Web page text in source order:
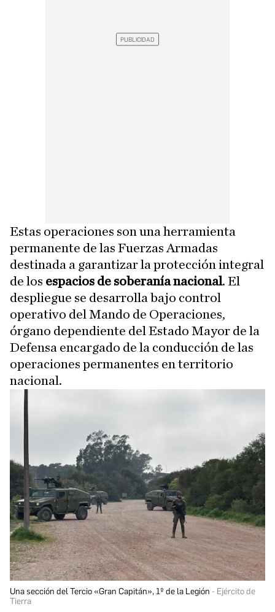
Estas operaciones son una herramienta
permanente de las Fuerzas Armadas
destinada a garantizar la protección integral
de los espacios de soberanía nacional. El
despliegue se desarrolla bajo control
operativo del Mando de Operaciones,
órgano dependiente del Estado Mayor de la
Defensa encargado de la conducción de las
operaciones permanentes en territorio
nacional.
Una sección del Tercio «Gran Capitán», 1º de la Legión
Ejército de
Tierra